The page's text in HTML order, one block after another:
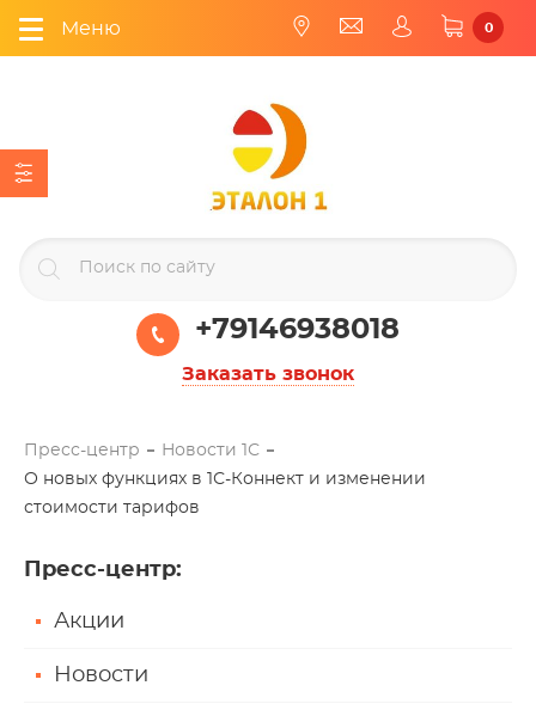
Меню 0
+79146938018
Заказать звонок
Пресс-центр
Новости 1С
О новых функциях в 1С-Коннект и изменении
стоимости тарифов
Пресс-центр:
Акции
Новости